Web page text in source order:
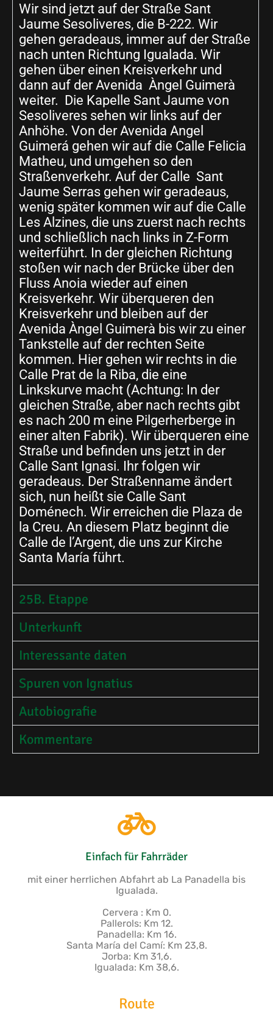
Wir sind jetzt auf der Straße Sant
Jaume Sesoliveres, die B-222. Wir
gehen geradeaus, immer auf der Straße
nach unten Richtung Igualada. Wir
gehen über einen Kreisverkehr und
dann auf der Avenida Àngel Guimerà
weiter. Die Kapelle Sant Jaume von
Sesoliveres sehen wir links auf der
Anhöhe. Von der Avenida Angel
Guimerá gehen wir auf die Calle Felicia
Matheu, und umgehen so den
Straßenverkehr. Auf der Calle Sant
Jaume Serras gehen wir geradeaus,
wenig später kommen wir auf die Calle
Les Alzines, die uns zuerst nach rechts
und schließlich nach links in Z-Form
weiterführt. In der gleichen Richtung
stoßen wir nach der Brücke über den
Fluss Anoia wieder auf einen
Kreisverkehr. Wir überqueren den
Kreisverkehr und bleiben auf der
Avenida Àngel Guimerà bis wir zu einer
Tankstelle auf der rechten Seite
kommen. Hier gehen wir rechts in die
Calle Prat de la Riba, die eine
Linkskurve macht (Achtung: In der
gleichen Straße, aber nach rechts gibt
es nach 200 m eine Pilgerherberge in
einer alten Fabrik). Wir überqueren eine
Straße und befinden uns jetzt in der
Calle Sant Ignasi. Ihr folgen wir
geradeaus. Der Straßenname ändert
sich, nun heißt sie Calle Sant
Doménech. Wir erreichen die Plaza de
la Creu. An diesem Platz beginnt die
Calle de l’Argent, die uns zur Kirche
Santa María führt.
25B. Etappe
Unterkunft
Interessante daten
Spuren von Ignatius
Autobiografie
Kommentare
Einfach für Fahrräder
mit einer herrlichen Abfahrt ab La Panadella bis
Igualada.
Cervera : Km 0.
Pallerols: Km 12.
Panadella: Km 16.
Santa María del Camí: Km 23,8.
Jorba: Km 31,6.
Igualada: Km 38,6.
Route